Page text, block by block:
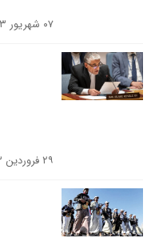
۰۷ شهریور ۱۴۰۳
۲۹ فروردین ۱۴۰۳